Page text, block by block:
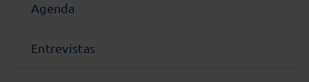
Agenda
Entrevistas